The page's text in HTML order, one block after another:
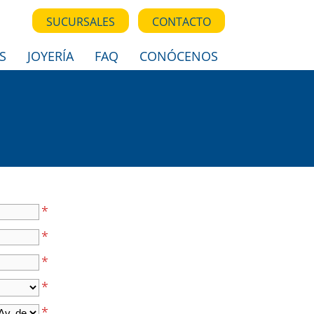
JOYERÍA FAQ CONÓCENOS
SUCURSALES CONTACTO
*
*
*
*